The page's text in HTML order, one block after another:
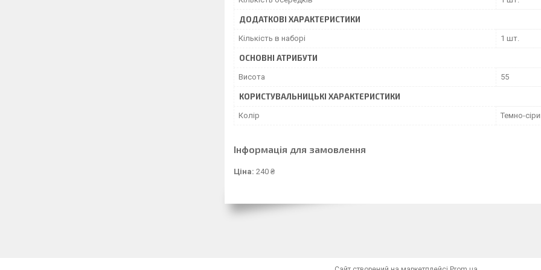
ДОДАТКОВІ ХАРАКТЕРИСТИКИ
Кількість в наборі 1 шт.
ОСНОВНІ АТРИБУТИ
Висота 55
КОРИСТУВАЛЬНИЦЬКІ ХАРАКТЕРИСТИКИ
Колір Темно-
Інформація для замовлення
Ціна: 240 ₴